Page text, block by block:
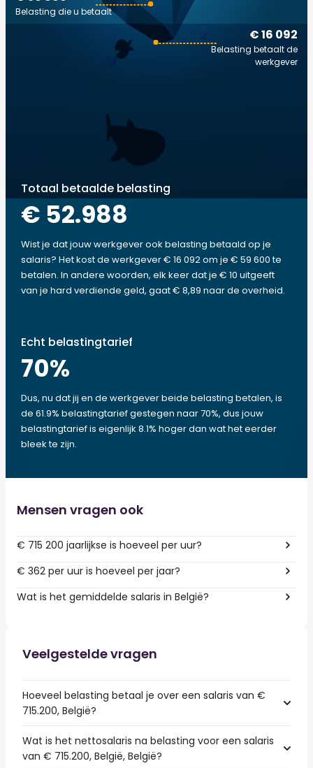
€ 16 092
Belasting betaalt de
werkgever
Belasting die u betaalt
Totaal betaalde belasting
€ 52.988
Wist je dat jouw werkgever ook belasting betaald op je
salaris? Het kost de werkgever € 16 092 om je € 59 600 te
betalen. In andere woorden, elk keer dat je € 10 uitgeeft
van je hard verdiende geld, gaat € 8,89 naar de overheid.
Echt belastingtarief
70%
Dus, nu dat jij en de werkgever beide belasting betalen, is
de 61.9% belastingtarief gestegen naar 70%, dus jouw
belastingtarief is eigenlijk 8.1% hoger dan wat het eerder
bleek te zijn.
Mensen vragen ook
€ 715 200 jaarlijkse is hoeveel per uur?
€ 362 per uur is hoeveel per jaar?
Wat is het gemiddelde salaris in België?
Veelgestelde vragen
Hoeveel belasting betaal je over een salaris van €
715.200, België?
Wat is het nettosalaris na belasting voor een salaris
van € 715.200, België, België?